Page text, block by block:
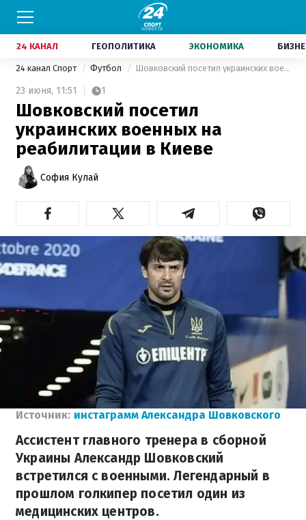
24 КАНАЛ ГЕОПОЛИТИКА ЭКОНОМИКА
24 канал Спорт Футбол Шовковский посетил украинских военных на реабилитации в Киеве
23 июня, 11:51 1
Шовковский посетил
украинских военных на
реабилитации в Киеве
София Кулай
Источник: инстаграмм Александра Шовковского
Ассистент главного тренера в сборной
Украины Александр Шовковский
встретился с военными. Легендарный в
прошлом голкипер посетил один из
медицинских центров.